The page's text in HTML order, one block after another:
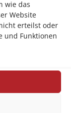
wie das
Website
erteilst oder
und Funktionen